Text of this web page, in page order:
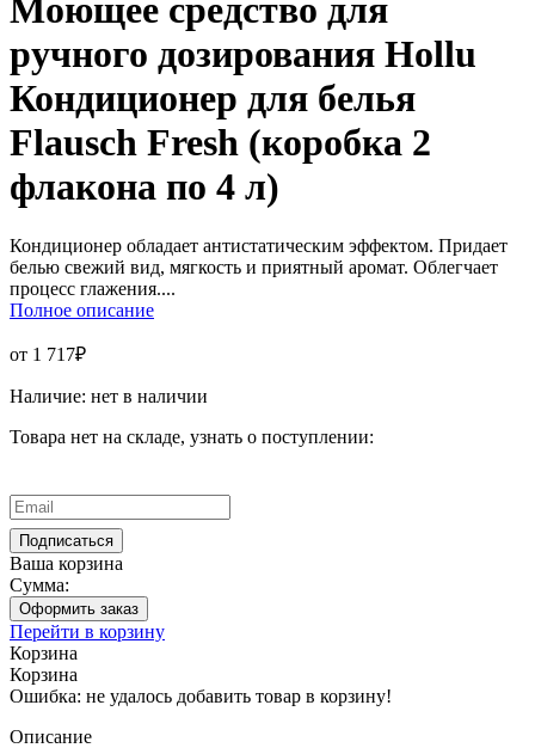
Моющее средство для
ручного дозирования Hollu
Кондиционер для белья
Flausch Fresh (коробка 2
флакона по 4 л)
Кондиционер обладает антистатическим эффектом. Придает
белью свежий вид, мягкость и приятный аромат. Облегчает
процесс глажения....
Полное описание
от 1 717₽
Наличие: нет в наличии
Товара нет на складе, узнать о поступлении:
Ваша корзина
Сумма:
Оформить заказ
Перейти в корзину
Корзина
Корзина
Ошибка: не удалось добавить товар в корзину!
Описание